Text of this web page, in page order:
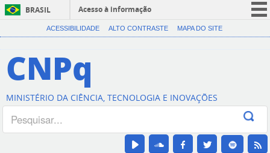
BRASIL
Acesso à informação
CORONAVÍRUS (COVID-19)
Canais
ACESSIBILIDADE ALTO CONTRASTE MAPA DO SITE
CNPq
MINISTÉRIO DA CIÊNCIA, TECNOLOGIA E INOVAÇÕES